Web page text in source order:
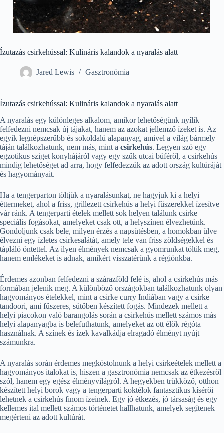
Ízutazás csirkehússal: Kulináris kalandok a nyaralás alatt
Jared Lewis Gasztronómia
Ízutazás csirkehússal: Kulináris kalandok a nyaralás alatt
A nyaralás egy különleges alkalom, amikor lehetőségünk nyílik
felfedezni nemcsak új tájakat, hanem az azokat jellemző ízeket is. Az
egyik legnépszerűbb és sokoldalú alapanyag, amivel a világ bármely
táján találkozhatunk, nem más, mint a csirkehús. Legyen szó egy
egzotikus sziget konyhájáról vagy egy szűk utcai büféről, a csirkehús
mindig lehetőséget ad arra, hogy felfedezzük az adott ország kultúráját
és hagyományait.
Ha a tengerparton töltjük a nyaralásunkat, ne hagyjuk ki a helyi
éttermeket, ahol a friss, grillezett csirkehús a helyi fűszerekkel ízesítve
vár ránk. A tengerparti ételek mellett sok helyen találunk csirke
speciális fogásokat, amelyeket csak ott, a helyszínen élvezhetünk.
Gondoljunk csak bele, milyen érzés a napsütésben, a homokban ülve
élvezni egy ízletes csirkesalátát, amely tele van friss zöldségekkel és
tápláló öntettel. Az ilyen élmények nemcsak a gyomrunkat töltik meg,
hanem emlékeket is adnak, amikért visszatérünk a régiónkba.
Érdemes azonban felfedezni a szárazföld felé is, ahol a csirkehús más
formában jelenik meg. A különböző országokban találkozhatunk olyan
hagyományos ételekkel, mint a csirke curry Indiában vagy a csirke
tandoori, ami fűszeres, sütőben készített fogás. Mindezek mellett a
helyi piacokon való barangolás során a csirkehús mellett számos más
helyi alapanyagba is belefuthatunk, amelyeket az ott élők régóta
használnak. A színek és ízek kavalkádja elragadó élményt nyújt
számunkra.
A nyaralás során érdemes megkóstolnunk a helyi csirkeételek mellett a
hagyományos italokat is, hiszen a gasztronómia nemcsak az étkezésről
szól, hanem egy egész élményvilágról. A hegyekben trükköző, otthon
készített helyi borok vagy a tengerparti koktélok fantasztikus kísérői
lehetnek a csirkehús finom ízeinek. Egy jó étkezés, jó társaság és egy
kellemes ital mellett számos történetet hallhatunk, amelyek segítenek
megérteni az adott kultúrát.